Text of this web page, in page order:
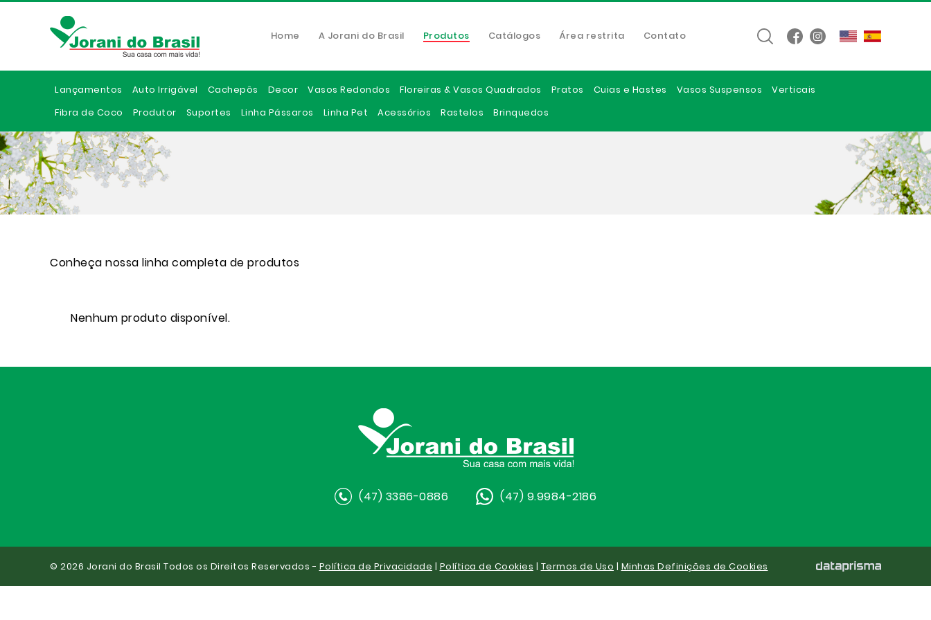
Home A Jorani do Brasil Produtos Catálogos Área restrita Contato
Lançamentos Auto Irrigável Cachepôs Decor Vasos Redondos Floreiras & Vasos Quadrados Pratos Cuias e Hastes Vasos Suspensos
Verticais
Fibra de Coco
Produtor Suportes Linha Pássaros Linha Pet Acessórios Rastelos Brinquedos
Conheça nossa linha completa de produtos
Nenhum produto disponível.
(47) 3386-0886 (47) 9.9984-2186
© 2026 Jorani do Brasil Todos os Direitos Reservados - Política de Privacidade | Política de Cookies | Termos de Uso | Minhas Definições de Cookies